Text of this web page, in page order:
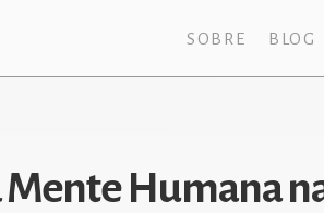
SOBRE BLOG
Mente Humana